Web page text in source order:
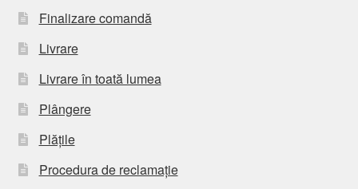
Finalizare comandă
Livrare
Livrare în toată lumea
Plângere
Plățile
Procedura de reclamație